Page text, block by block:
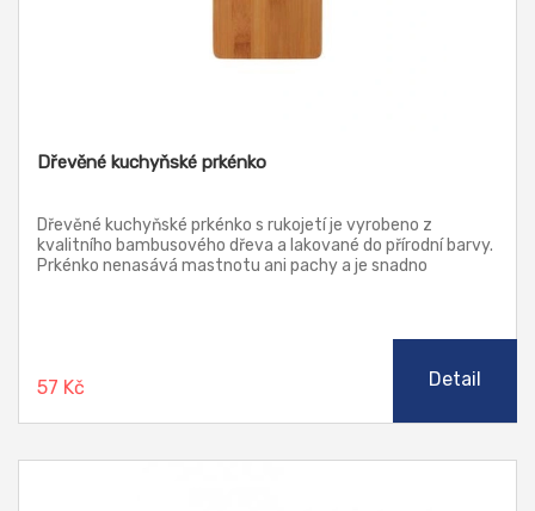
Dřevěné kuchyňské prkénko
Dřevěné kuchyňské prkénko s rukojetí je vyrobeno z
kvalitního bambusového dřeva a lakované do přírodní barvy.
Prkénko nenasává mastnotu ani pachy a je snadno
57 Kč Detail